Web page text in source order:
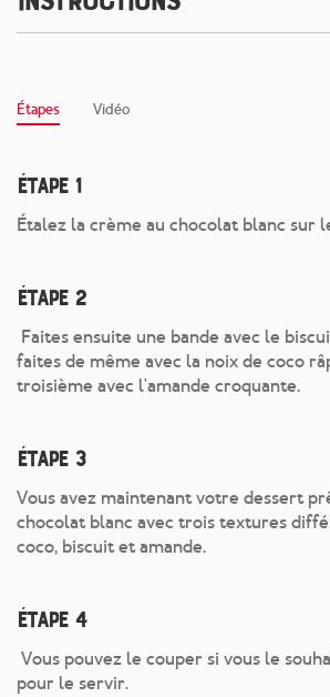
Étapes Vidéo
Étape 1
Étalez la crème au chocolat blanc sur
Étape 2
Faites ensuite une bande avec le
faites de même avec la noix de coco
troisième avec l'amande croquante.
Étape 3
Vous avez maintenant votre dessert
chocolat blanc avec trois textures
coco, biscuit et amande.
Étape 4
Vous pouvez le couper si vous le
pour le servir.